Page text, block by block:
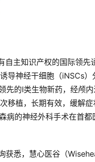
主知识产权的国际领先
导神经干细胞（iNSCs
的I类生物新药，经颅内
移植，长期有效，缓解
病的神经外科手术在首都
获悉，慧心医谷（